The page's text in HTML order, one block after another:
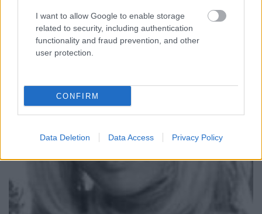
I want to allow Google to enable storage
related to security, including authentication
functionality and fraud prevention, and other
user protection.
CONFIRM
Data Deletion Data Access Privacy Policy